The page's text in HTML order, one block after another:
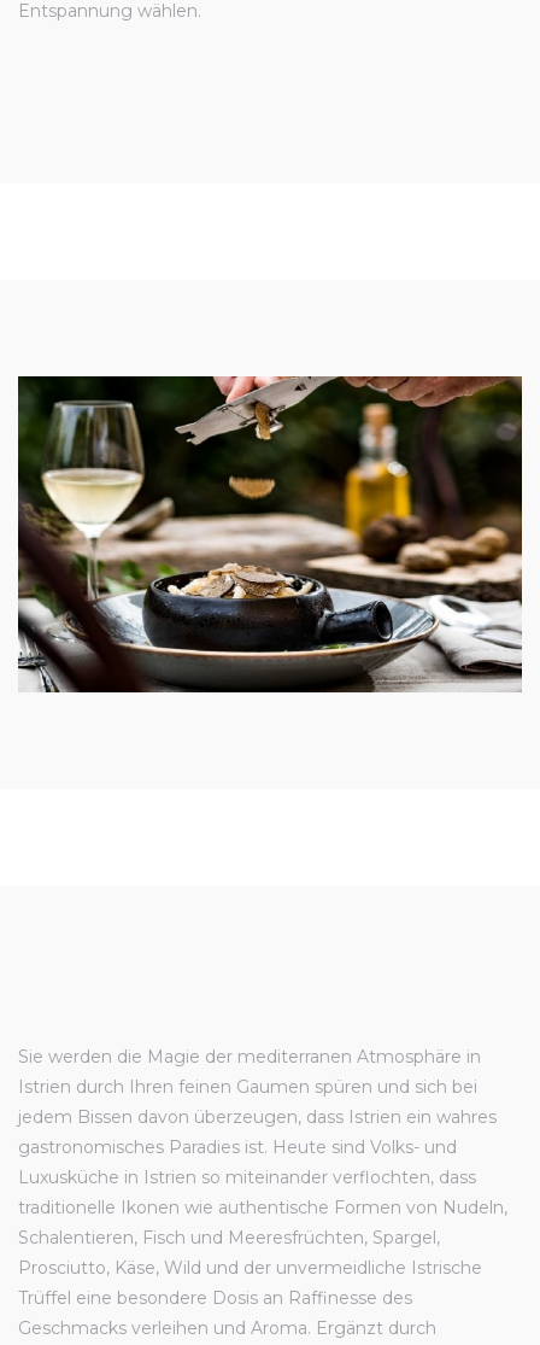
Entspannung wählen.
Sie werden die Magie der mediterranen Atmosphäre in
Istrien durch Ihren feinen Gaumen spüren und sich bei
jedem Bissen davon überzeugen, dass Istrien ein wahres
gastronomisches Paradies ist. Heute sind Volks- und
Luxusküche in Istrien so miteinander verflochten, dass
traditionelle Ikonen wie authentische Formen von Nudeln,
Schalentieren, Fisch und Meeresfrüchten, Spargel,
Prosciutto, Käse, Wild und der unvermeidliche Istrische
Trüffel eine besondere Dosis an Raffinesse des
Geschmacks verleihen und Aroma. Ergänzt durch